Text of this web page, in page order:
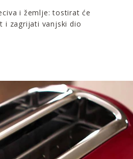
i žemlje: tostirat će
i zagrijati vanjski dio